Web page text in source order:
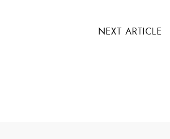
NEXT ARTICLE